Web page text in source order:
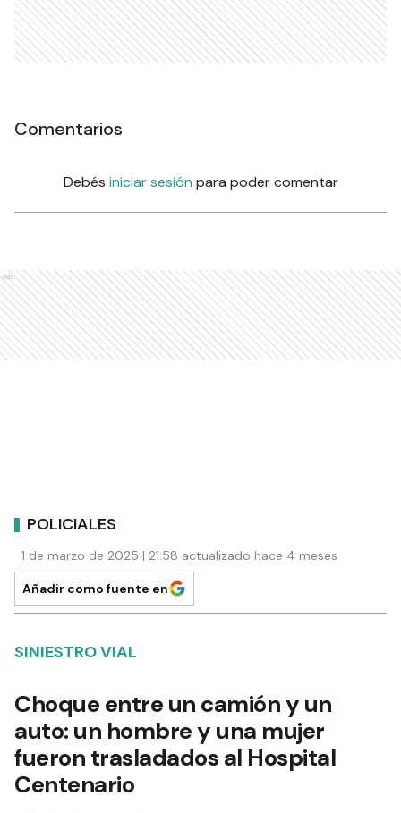
Comentarios
Debés iniciar sesión para poder comentar
Ads
POLICIALES
1 de marzo de 2025 | 21:58 actualizado hace 4 meses
Añadir como fuente en
SINIESTRO VIAL
Choque entre un camión y un
auto: un hombre y una mujer
fueron trasladados al Hospital
Centenario